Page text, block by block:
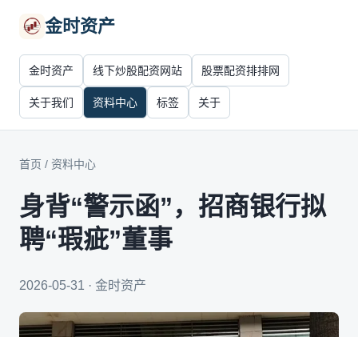
金时资产
金时资产 线下炒股配资网站 股票配资排排网
关于我们 资料中心 标签 关于
首页 / 资料中心
身背“警示函”，招商银行拟
聘“瑕疵”董事
2026-05-31 · 金时资产